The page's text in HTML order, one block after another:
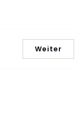
Weiter